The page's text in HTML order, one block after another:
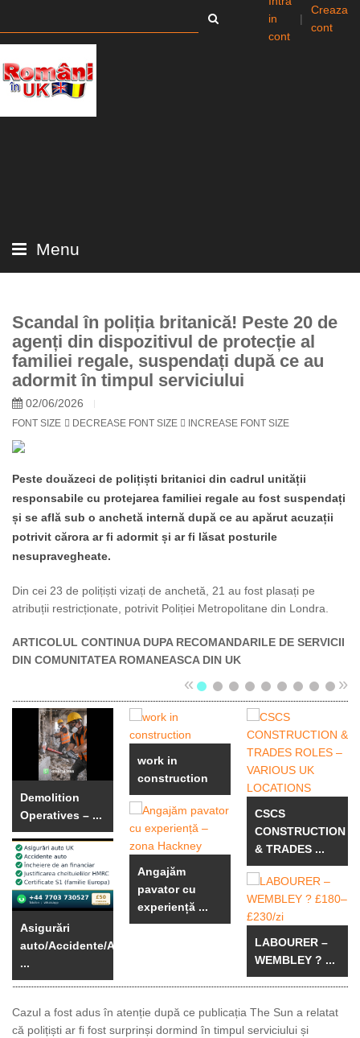
in
cont
|
Creaza
cont
Menu
Scandal în poliția britanică! Peste 20 de
agenți din dispozitivul de protecție al
familiei regale, suspendați după ce au
adormit în timpul serviciului
02/06/2026
FONT SIZE DECREASE FONT SIZE INCREASE FONT SIZE
Peste douăzeci de polițiști britanici din cadrul unității
responsabile cu protejarea familiei regale au fost suspendați
și se află sub o anchetă internă după ce au apărut acuzații
potrivit cărora ar fi adormit și ar fi lăsat posturile
nesupravegheate.
Din cei 23 de polițiști vizați de anchetă, 21 au fost plasați pe
atribuții restricționate, potrivit Poliției Metropolitane din Londra.
ARTICOLUL CONTINUA DUPA RECOMANDARILE DE SERVICII
DIN COMUNITATEA ROMANEASCA DIN UK
« »
Demolition
Operatives – ...
Asigurări
auto/Accidente/An
...
work in
construction
Angajăm
pavator cu
experiență ...
CSCS
CONSTRUCTION
& TRADES ...
LABOURER –
WEMBLEY ? ...
Cazul a fost adus în atenție după ce publicația The Sun a relatat
că polițiști ar fi fost surprinși dormind în timpul serviciului și